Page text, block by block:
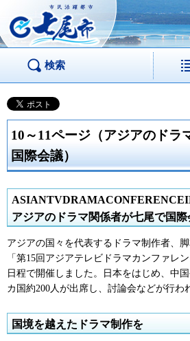
市民活躍都市 七尾
市
検索
10～11ページ（アジアのドラ
国際会議）
アジアのドラマ関係者が七尾で国際
アジアの国々を代表するドラマ制作者、
「第15回アジアテレビドラマカンファレ
日程で開催しました。日本をはじめ、中
カ国約200人が出席し、討論会などが行わ
国境を越えたドラマ制作を